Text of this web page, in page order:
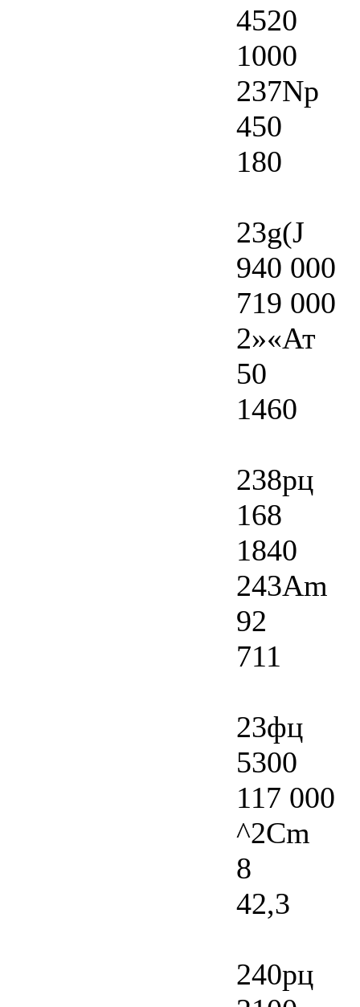
4520
1000
237Np
450
180
23g(J
940 000
719 000
2»«Ат
50
1460
238рц
168
1840
243Am
92
711
23фц
5300
117 000
^2Cm
8
42,3
240рц